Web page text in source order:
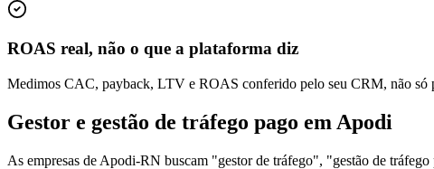
ROAS real, não o que a plataforma diz
Medimos CAC, payback, LTV e ROAS conferido pelo seu CRM, não só
Gestor e gestão de tráfego pago em Apodi
As empresas de Apodi-RN buscam "gestor de tráfego", "gestão de